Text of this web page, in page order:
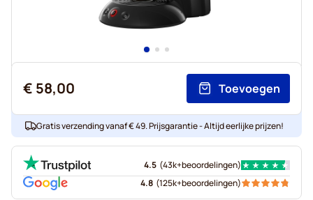
€ 58,00 Toevoegen
Gratis verzending vanaf € 49. Prijsgarantie - Altijd eerlijke prijzen!
4.5 (43k+beoordelingen)
4.8 (125k+beoordelingen)